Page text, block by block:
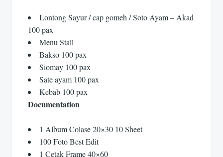
Lontong Sayur / cap gomeh / Soto Ayam – Akad
100 pax
Menu Stall
Bakso 100 pax
Siomay 100 pax
Sate ayam 100 pax
Kebab 100 pax
Documentation
1 Album Colase 20×30 10 Sheet
100 Foto Best Edit
1 Cetak Frame 40×60